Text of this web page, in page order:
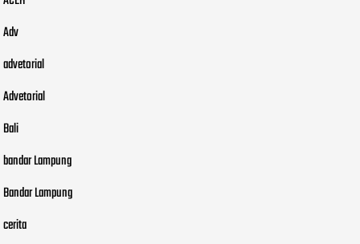
Adv
advetorial
Advetorial
Bali
bandar Lampung
Bandar Lampung
cerita